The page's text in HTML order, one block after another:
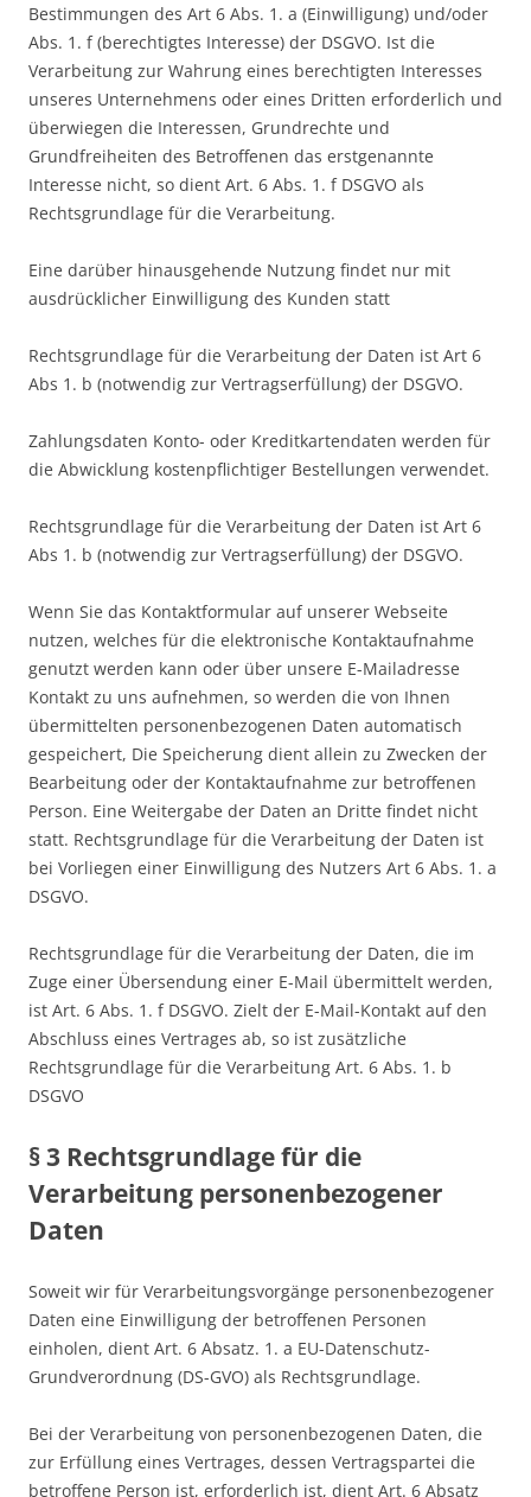
Bestimmungen des Art 6 Abs. 1. a (Einwilligung) und/oder
Abs. 1. f (berechtigtes Interesse) der DSGVO. Ist die
Verarbeitung zur Wahrung eines berechtigten Interesses
unseres Unternehmens oder eines Dritten erforderlich und
überwiegen die Interessen, Grundrechte und
Grundfreiheiten des Betroffenen das erstgenannte
Interesse nicht, so dient Art. 6 Abs. 1. f DSGVO als
Rechtsgrundlage für die Verarbeitung.
Eine darüber hinausgehende Nutzung findet nur mit
ausdrücklicher Einwilligung des Kunden statt
Rechtsgrundlage für die Verarbeitung der Daten ist Art 6
Abs 1. b (notwendig zur Vertragserfüllung) der DSGVO.
Zahlungsdaten Konto- oder Kreditkartendaten werden für
die Abwicklung kostenpflichtiger Bestellungen verwendet.
Rechtsgrundlage für die Verarbeitung der Daten ist Art 6
Abs 1. b (notwendig zur Vertragserfüllung) der DSGVO.
Wenn Sie das Kontaktformular auf unserer Webseite
nutzen, welches für die elektronische Kontaktaufnahme
genutzt werden kann oder über unsere E-Mailadresse
Kontakt zu uns aufnehmen, so werden die von Ihnen
übermittelten personenbezogenen Daten automatisch
gespeichert, Die Speicherung dient allein zu Zwecken der
Bearbeitung oder der Kontaktaufnahme zur betroffenen
Person. Eine Weitergabe der Daten an Dritte findet nicht
statt. Rechtsgrundlage für die Verarbeitung der Daten ist
bei Vorliegen einer Einwilligung des Nutzers Art 6 Abs. 1. a
DSGVO.
Rechtsgrundlage für die Verarbeitung der Daten, die im
Zuge einer Übersendung einer E-Mail übermittelt werden,
ist Art. 6 Abs. 1. f DSGVO. Zielt der E-Mail-Kontakt auf den
Abschluss eines Vertrages ab, so ist zusätzliche
Rechtsgrundlage für die Verarbeitung Art. 6 Abs. 1. b
DSGVO
§ 3 Rechtsgrundlage für die
Verarbeitung personenbezogener
Daten
Soweit wir für Verarbeitungsvorgänge personenbezogener
Daten eine Einwilligung der betroffenen Personen
einholen, dient Art. 6 Absatz. 1. a EU-Datenschutz-
Grundverordnung (DS-GVO) als Rechtsgrundlage.
Bei der Verarbeitung von personenbezogenen Daten, die
zur Erfüllung eines Vertrages, dessen Vertragspartei die
betroffene Person ist, erforderlich ist, dient Art. 6 Absatz